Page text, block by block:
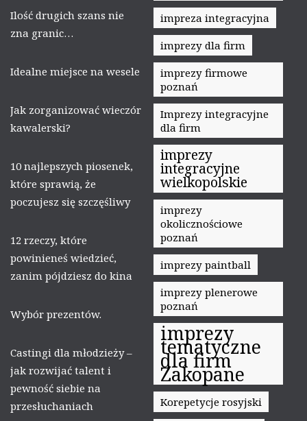
Ilość drugich szans nie
zna granic…
Idealne miejsce na wesele
Jak zorganizować wieczór
kawalerski?
10 najlepszych piosenek,
które sprawią, że
poczujesz się szczęśliwy
12 rzeczy, które
powinieneś wiedzieć,
zanim pójdziesz do kina
Wybór prezentów.
Castingi dla młodzieży –
jak rozwijać talent i
pewność siebie na
przesłuchaniach
impreza integracyjna
imprezy dla firm
imprezy firmowe
poznań
Imprezy integracyjne
dla firm
imprezy
integracyjne
wielkopolskie
imprezy
okolicznościowe
poznań
imprezy paintball
imprezy plenerowe
poznań
imprezy
tematyczne
dla firm
Zakopane
Korepetycje rosyjski